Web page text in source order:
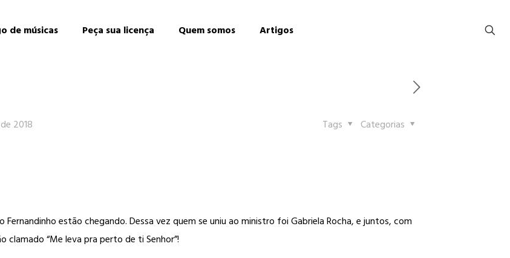
de músicas Peça sua licença Quem somos Artigos
2018 Categorias
Tags
estão chegando. Dessa vez quem se uniu ao ministro foi Gabriela Rocha, e juntos, com
clamado “Me leva pra perto de ti Senhor”!